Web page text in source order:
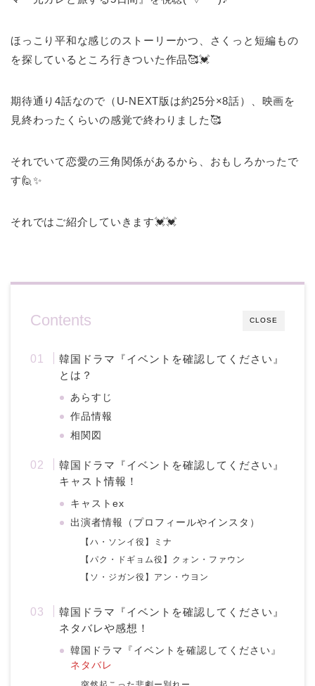
ほっこり平和な感じのストーリーかつ、さくっと短編もの
を探しているところ行きついた作品🥰💓
期待通り4話なので（U-NEXT版は約25分×8話）、映画を
見終わったくらいの感覚で終わりました🥰
それでいて恋愛の三角関係があるから、おもしろかったで
す🙋✨
それではご紹介していきます💓💓
CLOSE
Contents
韓国ドラマ『イベントを確認してください』
とは？
あらすじ
作品情報
相関図
韓国ドラマ『イベントを確認してください』
キャスト情報！
キャストex
出演者情報（プロフィールやインスタ）
【ハ・ソンイ役】ミナ
【パク・ドギョム役】クォン・ファウン
【ソ・ジガン役】アン・ウヨン
韓国ドラマ『イベントを確認してください』
ネタバレや感想！
韓国ドラマ『イベントを確認してください』
ネタバレ